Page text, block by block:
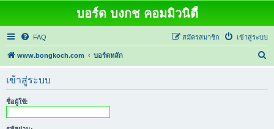
บอร์ด บงกช คอมมิวนิตี้
FAQ เข้าสู่ระบบ
สมัครสมาชิก
www.bongkoch.com บอร์ดหลัก
เข้าสู่ระบบ
ชื่อผู้ใช้: